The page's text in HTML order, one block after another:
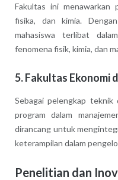
Fakultas ini menawarkan
fisika, dan kimia.
mahasiswa terlibat
fenomena fisik, kimia, dan
5.Fakultas Ekonomi
Sebagai pelengkap teknik
program dalam
dirancang untuk
keterampilan dalam
Penelitian dan